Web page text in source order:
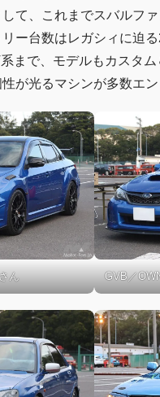
て、これまでスバルフ
ー台数はレガシィに迫る
まで、モデルもカスタ
が光るマシンが多数エン
ん GVB／